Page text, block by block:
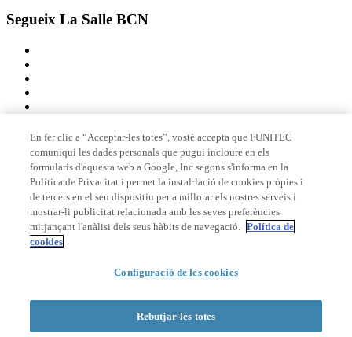
Segueix La Salle BCN
Membre de
Acreditacions
© 2026 La Salle Campus Barcelona - URL |Avís legal
Formulari de cerca
En fer clic a “Acceptar-les totes”, vostè accepta que FUNITEC
comuniqui les dades personals que pugui incloure en els
formularis d'aquesta web a Google, Inc segons s'informa en la
Política de Privacitat i permet la instal·lació de cookies pròpies i
de tercers en el seu dispositiu per a millorar els nostres serveis i
mostrar-li publicitat relacionada amb les seves preferències
mitjançant l'anàlisi dels seus hàbits de navegació. Política de
cookies
Configuració de les cookies
Rebutjar-les totes